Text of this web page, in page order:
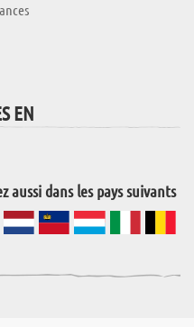
EN
aussi dans les pays suivants